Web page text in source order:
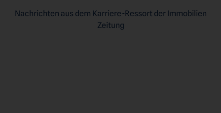
Nachrichten aus dem Karriere-Ressort der Immobilien
Zeitung